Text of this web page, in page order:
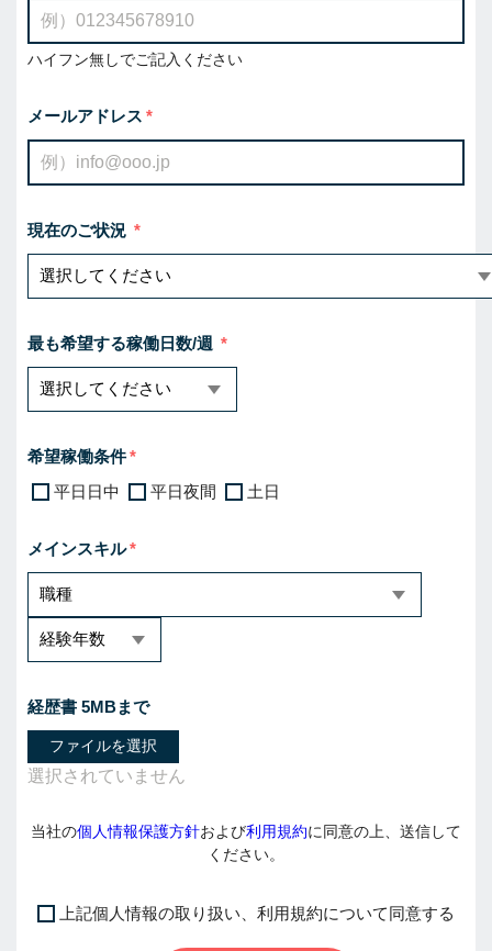
ハイフン無しでご記入ください
メールアドレス
現在のご状況
最も希望する稼働日数/週
希望稼働条件
平日日中
平日夜間 土日
メインスキル
経歴書 5MBまで
ファイルを選択
当社の個人情報保護方針および利用規約に同意の上、送信して
ください。
上記個人情報の取り扱い、利用規約について同意する